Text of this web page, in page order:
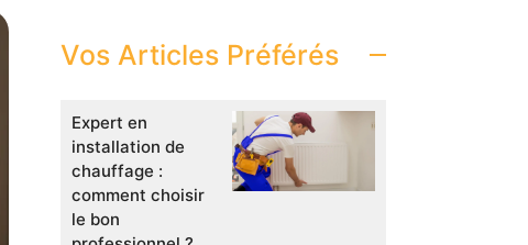
Vos Articles Préférés
Expert en
installation de
chauffage :
comment choisir
le bon